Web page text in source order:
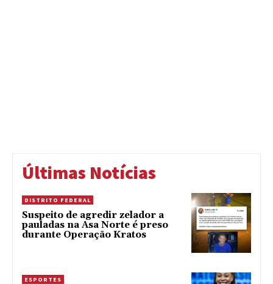
Últimas Notícias
DISTRITO FEDERAL
Suspeito de agredir zelador a
pauladas na Asa Norte é preso
durante Operação Kratos
ESPORTES